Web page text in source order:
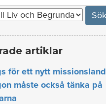
artiklar
för ett nytt missionsland
måste också tänka på